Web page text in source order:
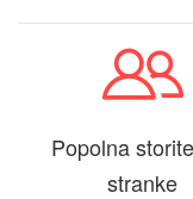
Popolna
stranke